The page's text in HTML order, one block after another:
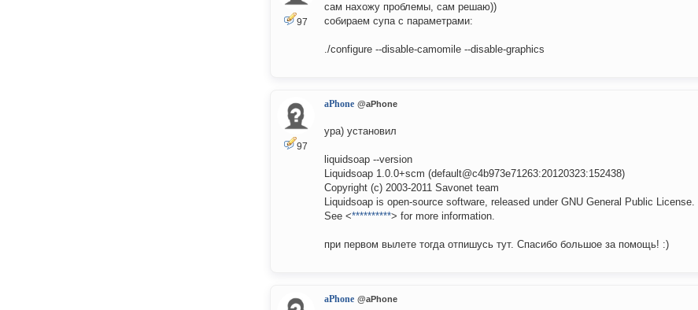
97
сам нахожу проблемы, сам решаю))
собираем супа с параметрами:
./configure --disable-camomile --disable-graphics
97
aPhone @aPhone
ура) установил
liquidsoap --version
Liquidsoap 1.0.0+scm (default@c4b973e71263:20120323:152438)
Copyright (c) 2003-2011 Savonet team
Liquidsoap is open-source software, released under GNU General Public License.
See <**********> for more information.
при первом вылете тогда отпишусь тут. Спасибо большое за помощь! :)
aPhone @aPhone